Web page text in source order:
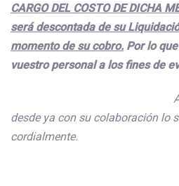
CARGO DEL COSTO DE DICHA
será descontada de su
momento de su cobro. Por lo
vuestro personal a los fines de
A la espera
desde ya con su colaboración lo
cordialmente.